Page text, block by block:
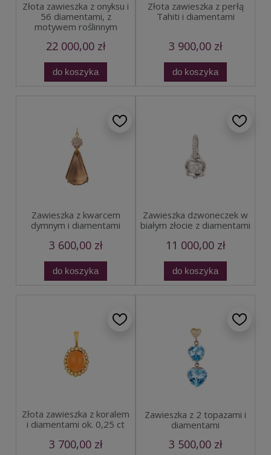
Złota zawieszka z onyksu i
56 diamentami, z
motywem roślinnym
22 000,00 zł
do koszyka
Złota zawieszka z perłą
Tahiti i diamentami
3 900,00 zł
do koszyka
Zawieszka z kwarcem
dymnym i diamentami
3 600,00 zł
do koszyka
Zawieszka dzwoneczek w
białym złocie z diamentami
11 000,00 zł
do koszyka
Złota zawieszka z koralem
i diamentami ok. 0,25 ct
3 700,00 zł
Zawieszka z 2 topazami i
diamentami
3 500,00 zł